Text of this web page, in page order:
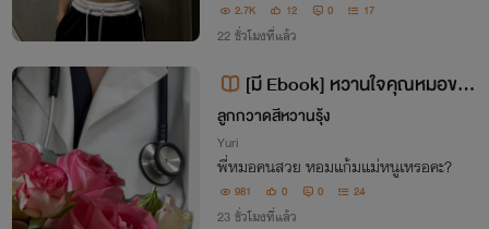
2.7K 12 0 17
22 ชั่วโมงที่แล้ว
[มี Ebook] หวานใจคุณหมอขอรั
ก (มีดุ้น) อ่านฟรีทุกวัน
ลูกกวาดสีหวานรุ้ง
Yuri
พี่หมอคนสวย หอมแก้มแม่หนูเหรอคะ?
981 0 0 24
23 ชั่วโมงที่แล้ว